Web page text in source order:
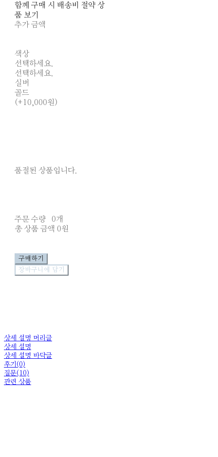
함께 구매 시 배송비 절약 상
품 보기
추가 금액
색상
선택하세요.
선택하세요.
실버
골드
(+10,000원)
품절된 상품입니다.
주문 수량
0개
총 상품 금액 0원
구매하기
장바구니에 담기
상세 설명 머리글
상세 설명
상세 설명 바닥글
후기(0)
질문(10)
관련 상품